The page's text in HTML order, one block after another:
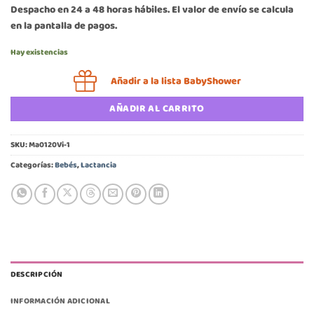
Despacho en 24 a 48 horas hábiles. El valor de envío se calcula
en la pantalla de pagos.
Hay existencias
Añadir a la lista BabyShower
AÑADIR AL CARRITO
SKU:Ma0120Vi-1
Categorías:Bebés,Lactancia
DESCRIPCIÓN
INFORMACIÓN ADICIONAL